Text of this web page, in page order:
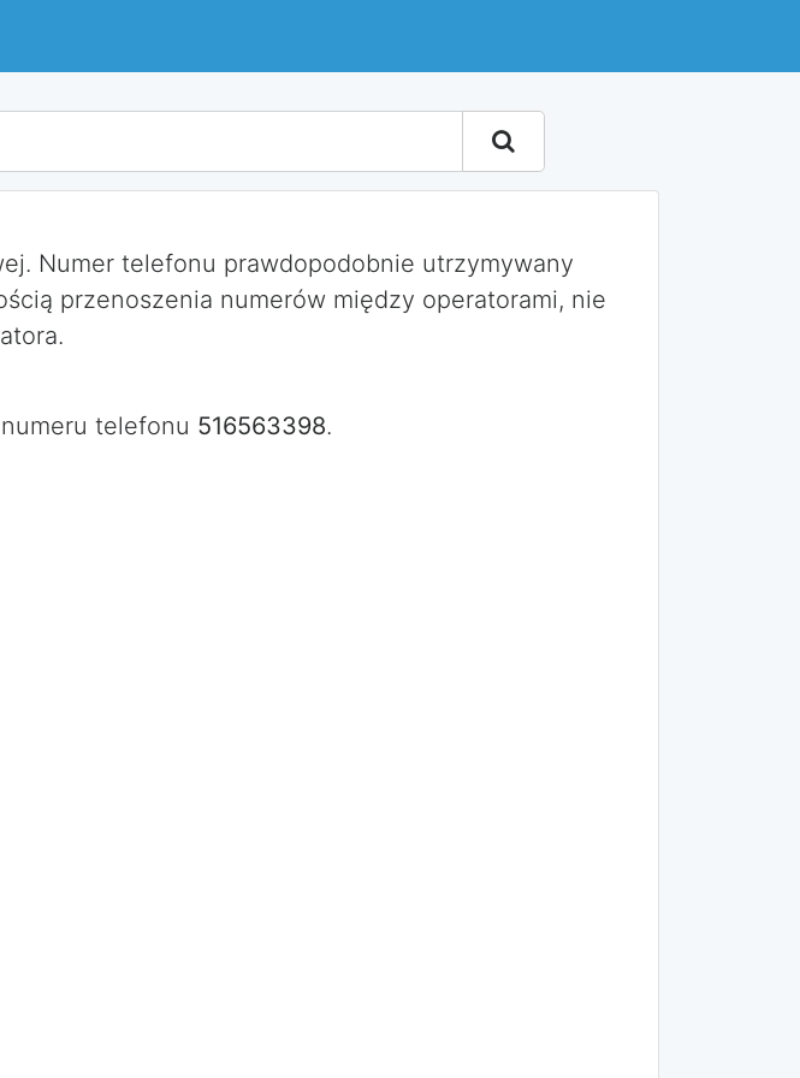
Numer telefonu prawdopodobnie utrzymywany
przenoszenia numerów między operatorami, nie
telefonu 516563398.